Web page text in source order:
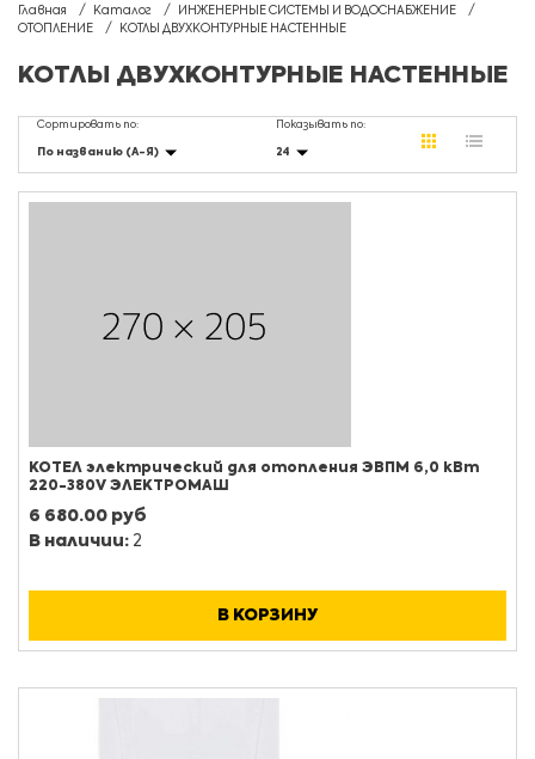
Главная Каталог
ИНЖЕНЕРНЫЕ СИСТЕМЫ И ВОДОСНАБЖЕНИЕ
ОТОПЛЕНИЕ
КОТЛЫ ДВУХКОНТУРНЫЕ НАСТЕННЫЕ
КОТЛЫ ДВУХКОНТУРНЫЕ НАСТЕННЫЕ
Сортировать по:
По названию (А-Я)
Показывать по:
24
КОТЕЛ электрический для отопления ЭВПМ 6,0 кВт
220-380V ЭЛЕКТРОМАШ
6 680.00 руб
В наличии: 2
В КОРЗИНУ